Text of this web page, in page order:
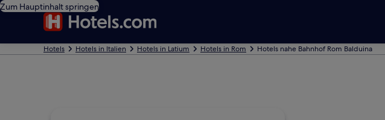
Zum Hauptinhalt springen
Hotels Hotels in Italien Hotels in Latium Hotels in Rom Hotels nahe Bahnhof Rom Balduina